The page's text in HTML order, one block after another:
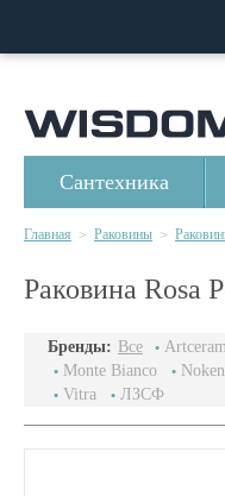
Сантехника
Главная > Раковины >
Раковина Rosa
Бренды: Все Artceram
Monte Bianco
Noken
Vitra
ЛЗСФ